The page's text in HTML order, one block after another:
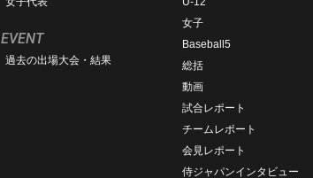
EVENT
過去の出場大会・結果
女子
Baseball5
総括
動画
試合レポート
チームレポート
会見レポート
侍ジャパンインタビュー